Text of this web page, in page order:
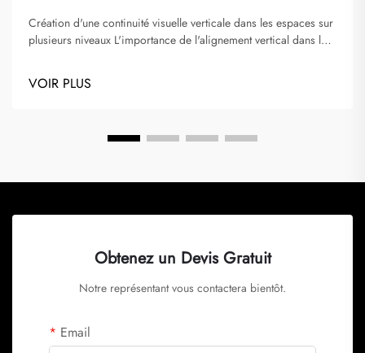
Création d'une continuité visuelle verticale dans les espaces sur
plusieurs niveaux L'importance de l'alignement vertical dans la
rôle essentiel dans la conception des lustres d'escalier et des
puits d'escalier, améliorant le flux visuel et guidant l'œil de
VOIR PLUS
Obtenez un Devis Gratuit
Notre représentant vous contactera bientôt.
Email